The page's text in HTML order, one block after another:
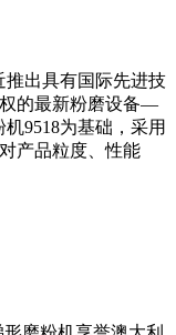
出具有国际先进技
的最新粉磨设备—
9518为基础，采用
产品粒度、性能